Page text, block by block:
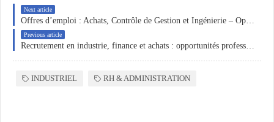
Next article
Previous article
INDUSTRIEL RH & ADMINISTRATION